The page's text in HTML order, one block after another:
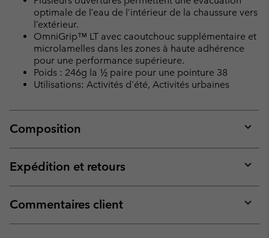
optimale de l’eau de l’intérieur de la chaussure vers
l’extérieur.
OmniGrip™ LT avec caoutchouc supplémentaire et
microlamelles dans les zones à haute adhérence
pour une performance supérieure.
Poids : 246g la ½ paire pour une pointure 38
Utilisations: Activités d'été, Activités urbaines
Composition
or
Expédition et retours
or
Commentaires client
or